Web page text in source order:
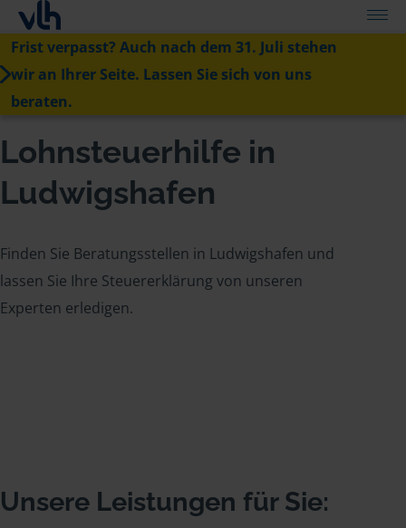
Frist verpasst? Auch nach dem 31. Juli stehen
wir an Ihrer Seite. Lassen Sie sich von uns
beraten.
Lohnsteuerhilfe in
Ludwigshafen
Finden Sie Beratungsstellen in Ludwigshafen und
lassen Sie Ihre Steuererklärung von unseren
Experten erledigen.
Unsere Leistungen für Sie: